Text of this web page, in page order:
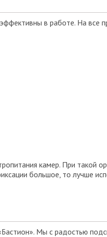
в работе. На все
камер. При такой
большое, то лучше
Мы с радостью